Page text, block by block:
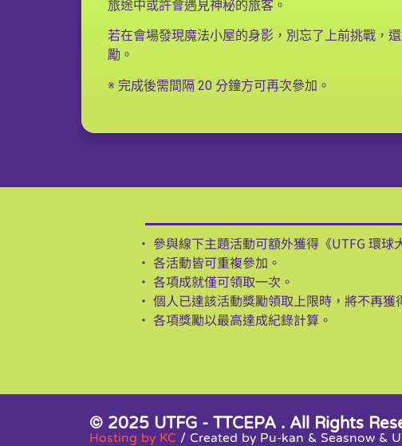
旅途中或許會遇見神秘的旅客。
若在會場發現魔法小屋的身影，別忘了上前挑戰，
勵。
※ 完成後需間隔 20 分鐘方可再次參加。
• 參與線下主題活動可額外獲得《UTFG 環球
• 各活動皆可重複參加。
• 各項成就僅可領取一次。
• 個人已達該活動獎勵領取上限時，將不再獲
• 各項獎勵以最高達成紀錄計算。
© 2025 UTFG - TTCEPA . All Rights
Hosting by KC / Created by Pu-kan & Seasnow &